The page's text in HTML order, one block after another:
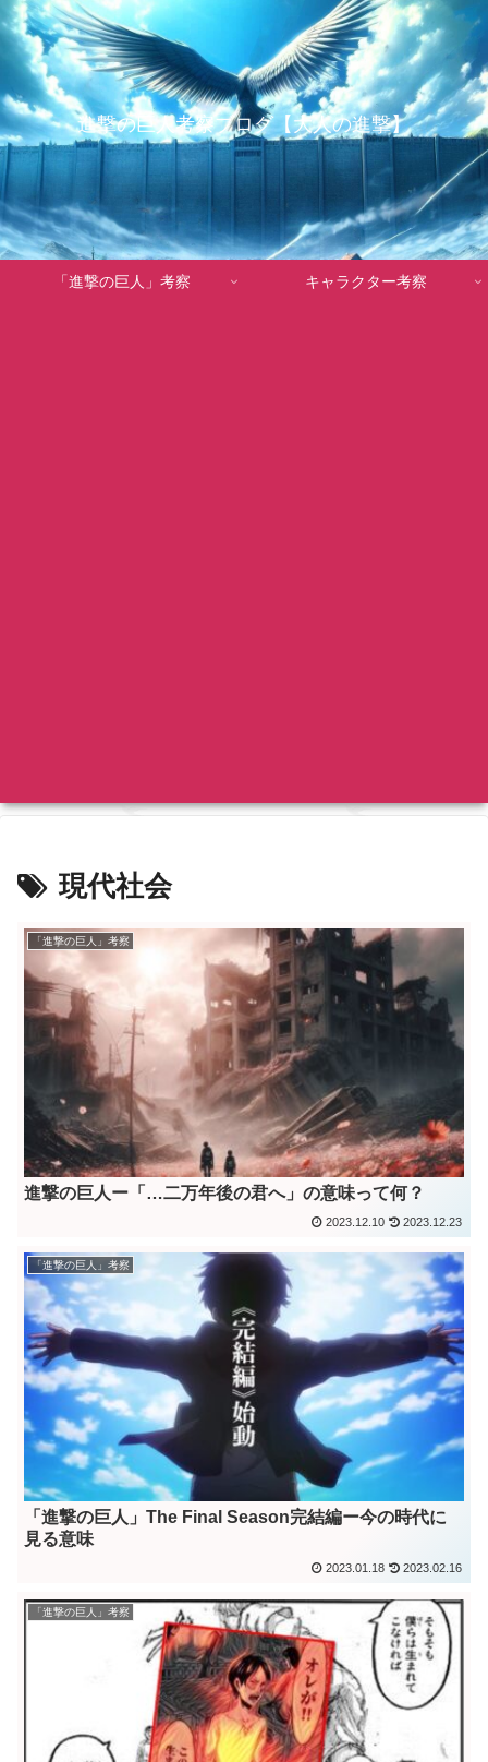
進撃の巨人考察ブログ【大人の進撃】
「進撃の巨人」考察 キャラクター考察
現代社会
「進撃の巨人」考察
進撃の巨人ー「…二万年後の君へ」の意味って何？
2023.12.10 2023.12.23
「進撃の巨人」考察
「進撃の巨人」The Final Season完結編ー今の時代に
見る意味
2023.01.18 2023.02.16
「進撃の巨人」考察